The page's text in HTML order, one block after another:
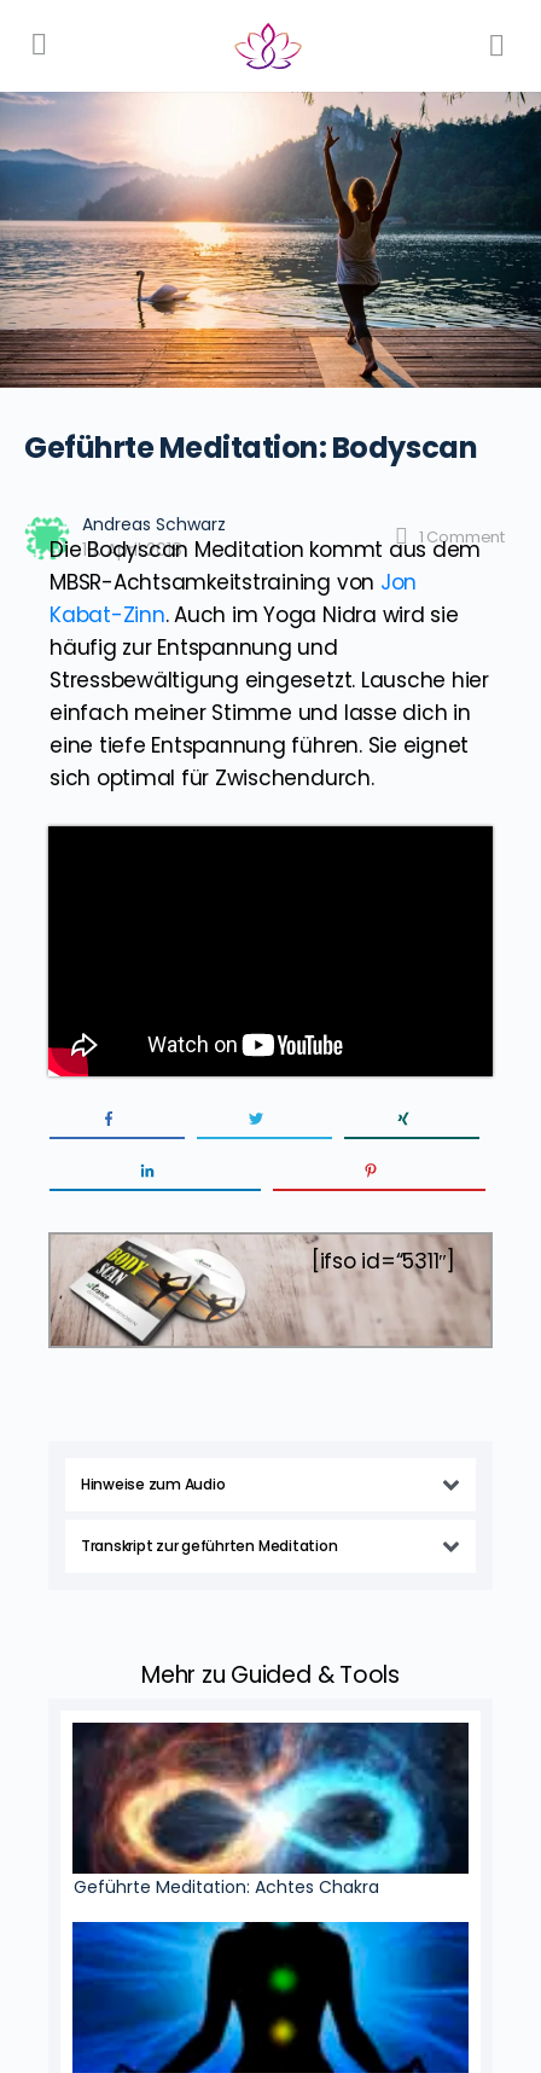
Geführte Meditation: Bodyscan
Andreas Schwarz
10. April 2018
1 Comment
Die Bodyscan Meditation kommt aus dem
MBSR-Achtsamkeitstraining von Jon
Kabat-Zinn. Auch im Yoga Nidra wird sie
häufig zur Entspannung und
Stressbewältigung eingesetzt. Lausche hier
einfach meiner Stimme und lasse dich in
eine tiefe Entspannung führen. Sie eignet
sich optimal für Zwischendurch.
[ifso id=“5311″]
Hinweise zum Audio
Transkript zur geführten Meditation
Mehr zu Guided & Tools
Geführte Meditation: Achtes Chakra